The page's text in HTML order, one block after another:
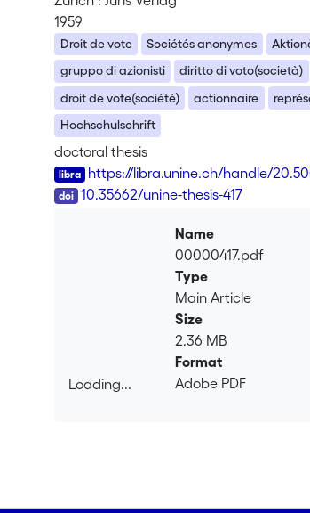
1959
Droit de vote Sociétés anonymes
gruppo di azionisti
diritto di voto(società)
droit de vote(société)
actionnaire
Hochschulschrift
doctoral thesis
https://libra.unine.ch/handle/
10.35662/unine-thesis-417
Loading...
Name
00000417.pdf
Type
Main Article
Size
2.36 MB
Format
Adobe PDF